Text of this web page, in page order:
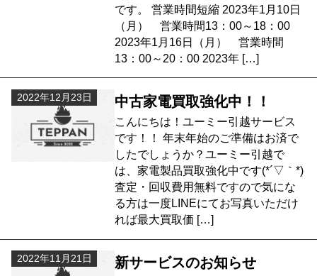
です。 営業時間短縮 2023年1月10日
（月） 営業時間13：00～18：00
2023年1月16日（月） 営業時間
13：00～20：00 2023年 […]
2022年12月23日 中古家電買取強化中！！
こんにちは！ユーミー引越サービス
です！！ 年末年始のご準備はお済で
したでしょうか？ユーミー引越で
は、家電製品買取強化中です(*´▽｀*)
査定・回収費用無料ですので気にな
る方は一度LINEにてお写真いただけ
れば最大買取価 […]
2022年11月21日 新サービスのお知らせ